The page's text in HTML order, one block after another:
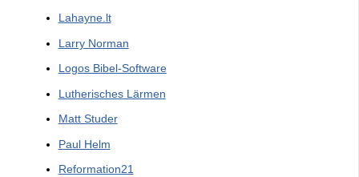
Lahayne.lt
Larry Norman
Logos Bibel-Software
Lutherisches Lärmen
Matt Studer
Paul Helm
Reformation21